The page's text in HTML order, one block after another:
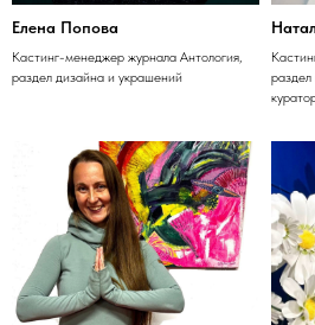
Елена Попова
Кастинг-менеджер журнала Антология,
раздел дизайна и украшений
раздел